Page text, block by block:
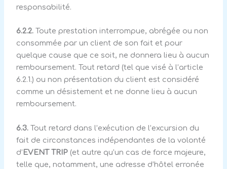
responsabilité.
6.2.2. Toute prestation interrompue, abrégée ou non
consommée par un client de son fait et pour
quelque cause que ce soit, ne donnera lieu à aucun
remboursement. Tout retard (tel que visé à l’article
6.2.1.) ou non présentation du client est considéré
comme un désistement et ne donne lieu à aucun
remboursement.
6.3. Tout retard dans l’exécution de l’excursion du
fait de circonstances indépendantes de la volonté
d’ EVENT TRIP (et autre qu’un cas de force majeure,
telle que, notamment, une adresse d’hôtel erronée